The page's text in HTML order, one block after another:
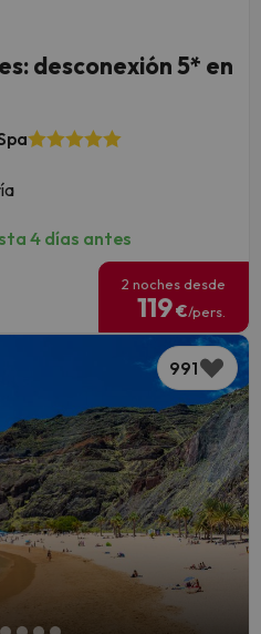
desconexión 5* en
4 días antes
2 noches desde
119€/pers.
991